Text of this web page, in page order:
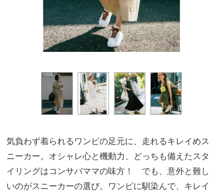
気負わず着られるワンピの足元に、走れるキレイめス
ニーカー。オシャレ心と機動力、どっちも備えたスタ
イリングはコンサバママの味方！ でも、意外と難し
いのがスニーカーの選び。ワンピに馴染んで、キレイ